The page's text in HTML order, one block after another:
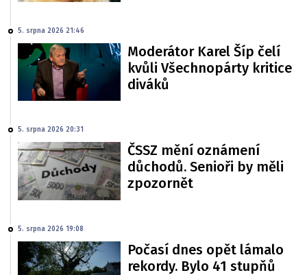
5. srpna 2026 21:46
Moderátor Karel Šíp čelí
kvůli Všechnopárty kritice
diváků
5. srpna 2026 20:31
ČSSZ mění oznámení
důchodů. Senioři by měli
zpozornět
5. srpna 2026 19:08
Počasí dnes opět lámalo
rekordy. Bylo 41 stupňů